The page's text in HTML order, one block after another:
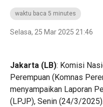
waktu baca 5 minutes
Selasa, 25 Mar 2025 21:46
‎Jakarta (LB): Komisi
Perempuan (Komnas
menyampaikan Laporan
(LPJP), Senin (24/3/2025).